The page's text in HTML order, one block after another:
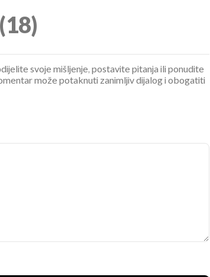
(18)
svoje mišljenje, postavite pitanja ili ponudite
može potaknuti zanimljiv dijalog i obogatiti